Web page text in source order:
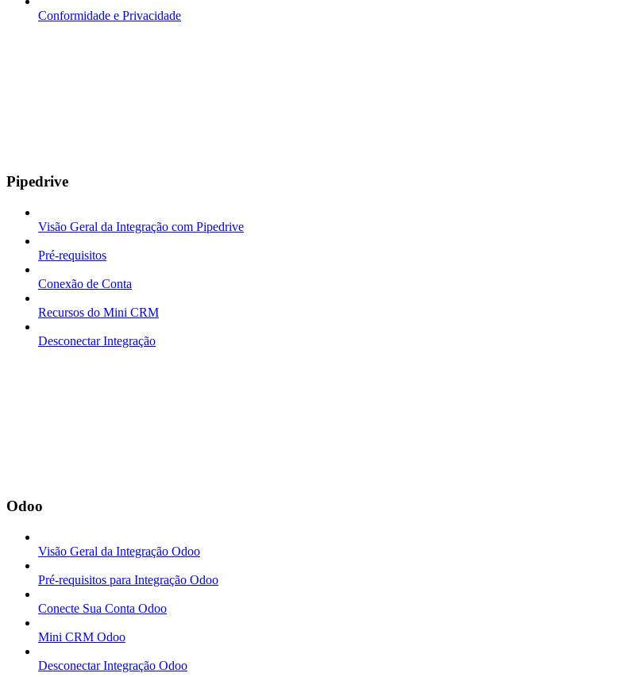
Conformidade e Privacidade
Pipedrive
Visão Geral da Integração com Pipedrive
Pré-requisitos
Conexão de Conta
Recursos do Mini CRM
Desconectar Integração
Odoo
Visão Geral da Integração Odoo
Pré-requisitos para Integração Odoo
Conecte Sua Conta Odoo
Mini CRM Odoo
Desconectar Integração Odoo